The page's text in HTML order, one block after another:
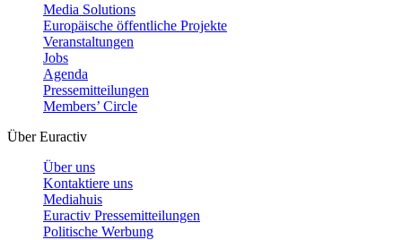
Media Solutions
Europäische öffentliche Projekte
Veranstaltungen
Jobs
Agenda
Pressemitteilungen
Members’ Circle
Über Euractiv
Über uns
Kontaktiere uns
Mediahuis
Euractiv Pressemitteilungen
Politische Werbung